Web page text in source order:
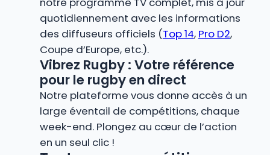
quotidiennement avec les informations
des diffuseurs officiels (Top 14, Pro D2,
Coupe d’Europe, etc.).
Vibrez Rugby : Votre référence
pour le rugby en direct
Notre plateforme vous donne accès à un
large éventail de compétitions, chaque
week-end. Plongez au cœur de l’action
en un seul clic !